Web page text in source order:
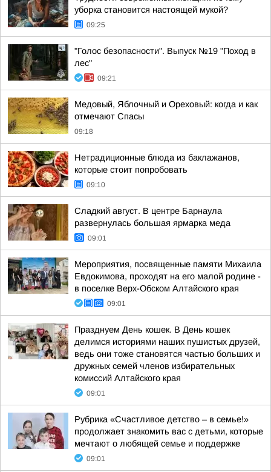
уборка становится настоящей мукой?
09:25
"Голос безопасности". Выпуск №19 "Поход в
лес"
09:21
Медовый, Яблочный и Ореховый: когда и как
отмечают Спасы
09:18
Нетрадиционные блюда из баклажанов,
которые стоит попробовать
09:10
Сладкий август. В центре Барнаула
развернулась большая ярмарка меда
09:01
Мероприятия, посвященные памяти Михаила
Евдокимова, проходят на его малой родине -
в поселке Верх-Обском Алтайского края
09:01
Празднуем День кошек. В День кошек
делимся историями наших пушистых друзей,
ведь они тоже становятся частью больших и
дружных семей членов избирательных
комиссий Алтайского края
09:01
Рубрика «Счастливое детство – в семье!»
продолжает знакомить вас с детьми, которые
мечтают о любящей семье и поддержке
09:01